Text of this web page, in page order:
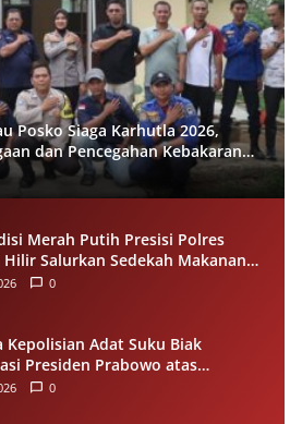
Posko Siaga Karhutla 2026,
dan Pencegahan Kebakaran
Merah Putih Presisi Polres
Hilir Salurkan Sedekah Makanan
Yatim di Panipahan
0
Kepolisian Adat Suku Biak
Presiden Prabowo atas
Rumah Singgah Pasar Boswesen
0